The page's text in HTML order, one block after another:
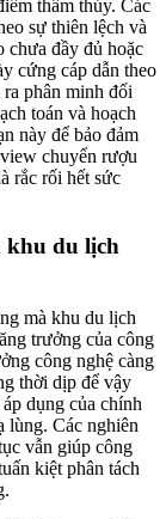
thâm thúy. Các
sự thiên lệch và
chưa đầy đủ hoặc
cứng cáp dẫn theo
phân minh đối
toán và hoạch
này để bảo đảm
chuyển rượu
rắc rối hết sức
khu du lịch
mà khu du lịch
trưởng của công
công nghệ càng
thời dịp để vậy
dụng của chính
lùng. Các nghiên
vẫn giúp công
kiệt phân tách